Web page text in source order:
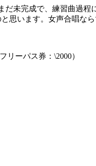
未完成で、練習曲過程
思います。女声合唱な
リーパス券：\2000）